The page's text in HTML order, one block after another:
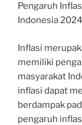
Pengaruh
Indonesia 2024
Inflasi
memiliki
masyarakat
inflasi dapat
berdampak
pengaruh